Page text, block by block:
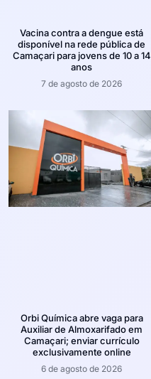
Vacina contra a dengue está
disponível na rede pública de
Camaçari para jovens de 10 a 14
anos
7 de agosto de 2026
Orbi Química abre vaga para
Auxiliar de Almoxarifado em
Camaçari; enviar currículo
exclusivamente online
6 de agosto de 2026